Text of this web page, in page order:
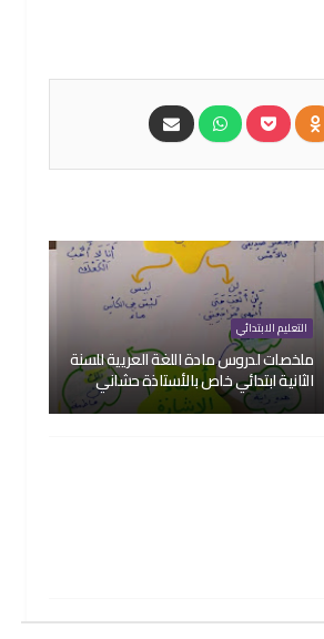
التعليم الابتدائي
ملخصات لدروس مادة اللغة العريية للسنة
الثانية ابتدائي خاص بالأستاذة حشاني